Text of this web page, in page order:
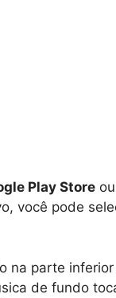
Play Store
você pode
na parte
de fundo